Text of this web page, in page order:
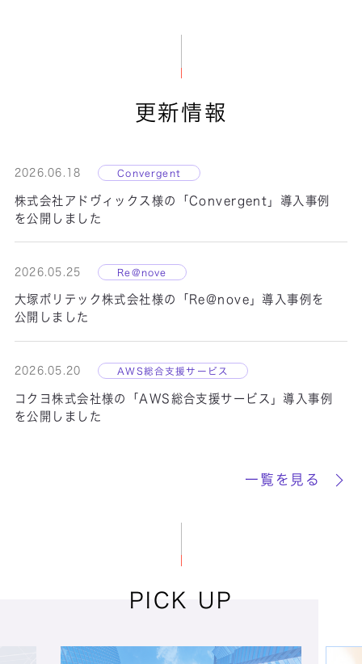
サービス
ICTインフラ構築サービス
更新情報
2026.06.18 Convergent
株式会社アドヴィックス様の「Convergent」導入事例
を公開しました
2026.05.25 Re@nove
大塚ポリテック株式会社様の「Re@nove」導入事例を
公開しました
2026.05.20 AWS総合支援サービス
コクヨ株式会社様の「AWS総合支援サービス」導入事例
を公開しました
一覧を見る
PICK UP